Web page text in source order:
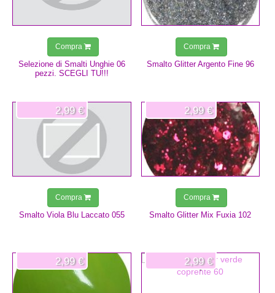
Selezione di Smalti Unghie 06
pezzi. SCEGLI TU!!!
Compra
Smalto Glitter Argento Fine 96
Compra
Smalto Viola Blu Laccato 055
2,99 €
Compra
Smalto Glitter Mix Fuxia 102
2,99 €
Compra
2,99 € 2,99 €